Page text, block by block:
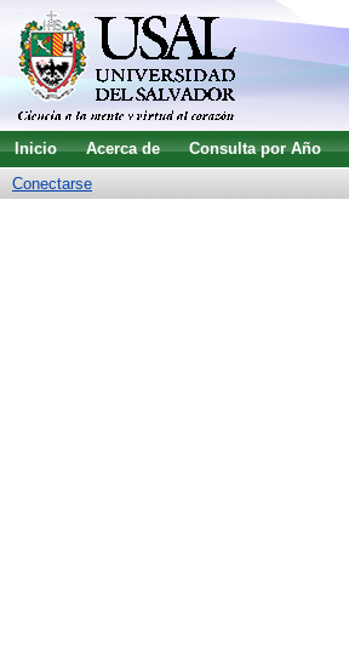
Inicio Acerca de Consulta por Año
Conectarse